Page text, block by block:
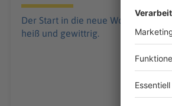
Der Start in die neue Woche wird
heiß und gewittrig.